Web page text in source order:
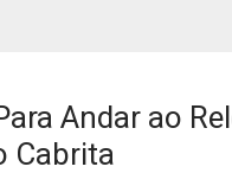
Andar ao
Cabrita